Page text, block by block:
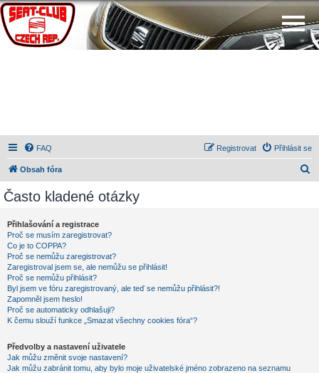
FAQ Přihlásit se
Registrovat
Obsah fóra
Často kladené otázky
Přihlašování a registrace
Proč se musím zaregistrovat?
Co je to COPPA?
Proč se nemůžu zaregistrovat?
Zaregistroval jsem se, ale nemůžu se přihlásit!
Proč se nemůžu přihlásit?
Byl jsem ve fóru zaregistrovaný, ale teď se nemůžu přihlásit?!
Zapomněl jsem heslo!
Proč se automaticky odhlašuji?
K čemu slouží funkce „Smazat všechny cookies fóra“?
Předvolby a nastavení uživatele
Jak můžu změnit svoje nastavení?
Jak můžu zabránit tomu, aby bylo moje uživatelské jméno zobrazeno na seznamu